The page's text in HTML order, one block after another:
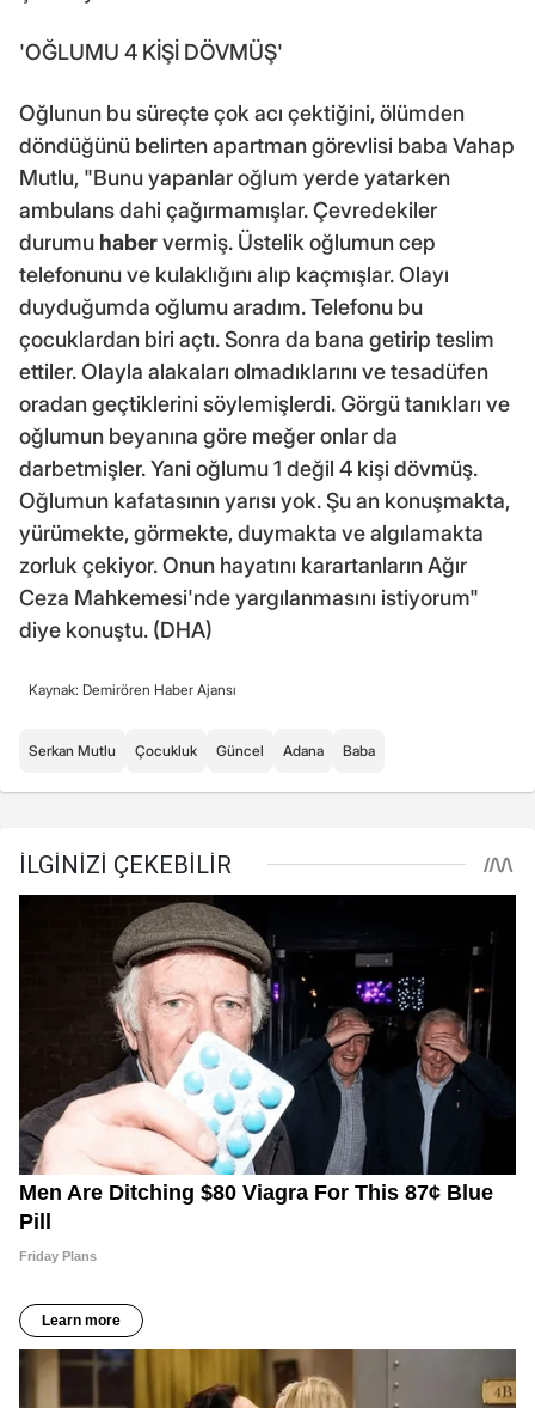
'OĞLUMU 4 KİŞİ DÖVMÜŞ'
Oğlunun bu süreçte çok acı çektiğini, ölümden
döndüğünü belirten apartman görevlisi baba Vahap
Mutlu, "Bunu yapanlar oğlum yerde yatarken
ambulans dahi çağırmamışlar. Çevredekiler
durumu habervermiş. Üstelik oğlumun cep
telefonunu ve kulaklığını alıp kaçmışlar. Olayı
duyduğumda oğlumu aradım. Telefonu bu
çocuklardan biri açtı. Sonra da bana getirip teslim
ettiler. Olayla alakaları olmadıklarını ve tesadüfen
oradan geçtiklerini söylemişlerdi. Görgü tanıkları ve
oğlumun beyanına göre meğer onlar da
darbetmişler. Yani oğlumu 1 değil 4 kişi dövmüş.
Oğlumun kafatasının yarısı yok. Şu an konuşmakta,
yürümekte, görmekte, duymakta ve algılamakta
zorluk çekiyor. Onun hayatını karartanların Ağır
Ceza Mahkemesi'nde yargılanmasını istiyorum"
diye konuştu. (DHA)
Kaynak: Demirören Haber Ajansı
Serkan Mutlu Çocukluk Güncel Adana Baba